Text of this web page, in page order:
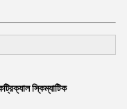
স্কিম্যাটিক